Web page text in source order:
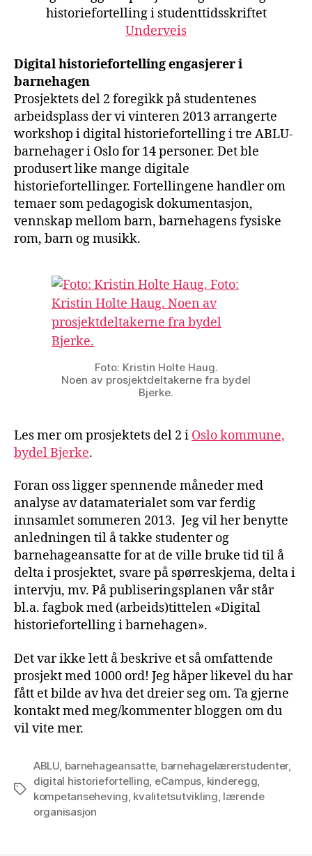
historiefortelling i studenttidsskriftet
Underveis
Digital historiefortelling engasjerer i
barnehagen
Prosjektets del 2 foregikk på studentenes
arbeidsplass der vi vinteren 2013 arrangerte
workshop i digital historiefortelling i tre ABLU-
barnehager i Oslo for 14 personer. Det ble
produsert like mange digitale
historiefortellinger. Fortellingene handler om
temaer som pedagogisk dokumentasjon,
vennskap mellom barn, barnehagens fysiske
rom, barn og musikk.
Foto: Kristin Holte Haug.
Noen av prosjektdeltakerne fra bydel
Bjerke.
Les mer om prosjektets del 2 i Oslo kommune,
bydel Bjerke.
Foran oss ligger spennende måneder med
analyse av datamaterialet som var ferdig
innsamlet sommeren 2013. Jeg vil her benytte
anledningen til å takke studenter og
barnehageansatte for at de ville bruke tid til å
delta i prosjektet, svare på spørreskjema, delta i
intervju, mv. På publiseringsplanen vår står
bl.a. fagbok med (arbeids)tittelen «Digital
historiefortelling i barnehagen».
Det var ikke lett å beskrive et så omfattende
prosjekt med 1000 ord! Jeg håper likevel du har
fått et bilde av hva det dreier seg om. Ta gjerne
kontakt med meg/kommenter bloggen om du
vil vite mer.
Stikkord
ABLU barnehageansatte, barnehagelærerstudenter,
digital historiefortelling eCampus kinderegg
kompetanseheving kvalitetsutvikling lærende
organisasjon